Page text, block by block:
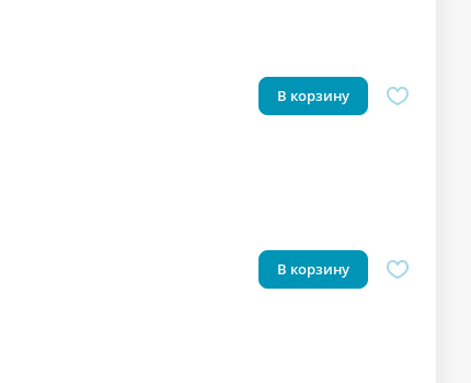
В корзину
В корзину